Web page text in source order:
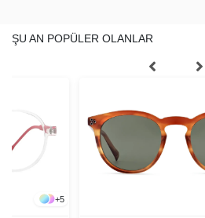
ŞU AN POPÜLER OLANLAR
+5